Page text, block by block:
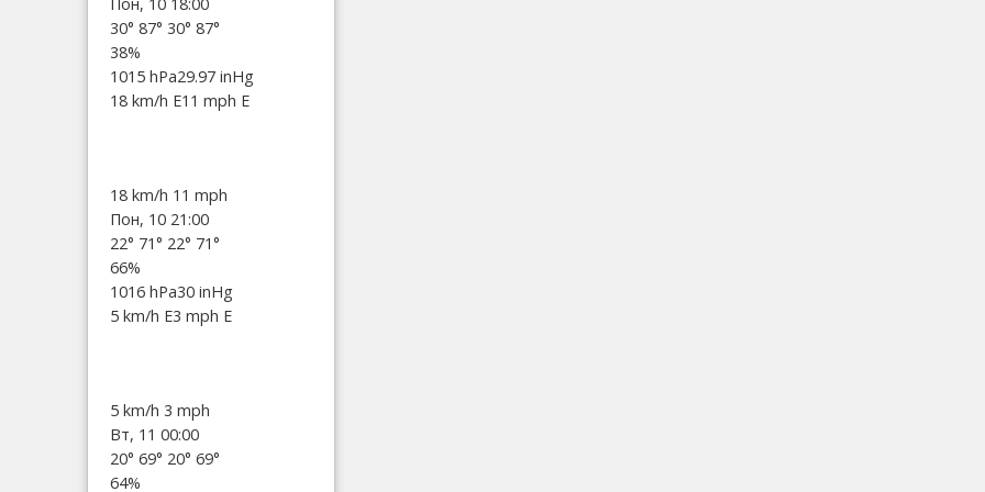
Пон, 10 18:00
30° 87° 30° 87°
38%
1015 hPa29.97 inHg
18 km/h E11 mph E
18 km/h 11 mph
Пон, 10 21:00
22° 71° 22° 71°
66%
1016 hPa30 inHg
5 km/h E3 mph E
5 km/h 3 mph
Вт, 11 00:00
20° 69° 20° 69°
64%